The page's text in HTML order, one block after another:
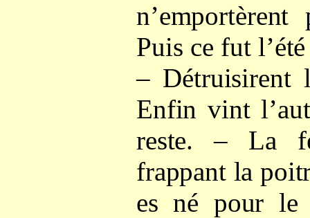
Puis ce fut
– Détruisirent
Enfin vint
reste. – La
frappant la
es né pour